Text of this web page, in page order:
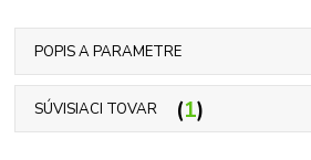
POPIS A PARAMETRE
SÚVISIACI TOVAR 1